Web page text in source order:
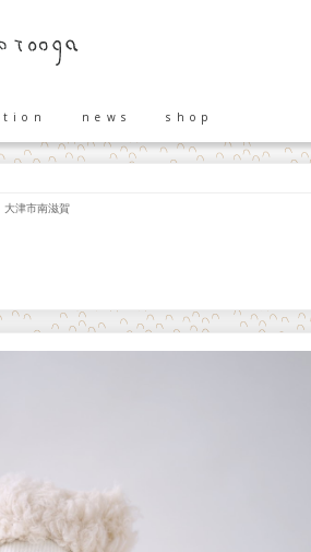
news shop
大津市南滋賀